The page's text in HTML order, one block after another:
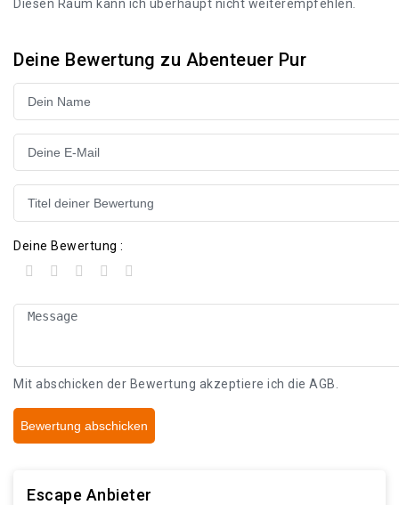
Diesen Raum kann ich überhaupt nicht weiterempfehlen.
Deine Bewertung zu Abenteuer Pur
Deine Bewertung :
Mit abschicken der Bewertung akzeptiere ich die AGB
Bewertung abschicken
Escape Anbieter